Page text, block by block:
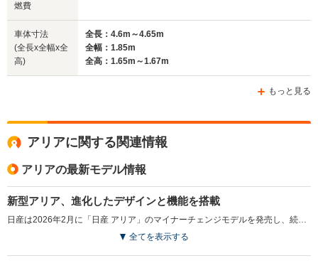
燃費
車体寸法
(全長x全幅x全
高)
全長：4.6m～4.65m
全幅：1.85m
全高：1.65m～1.67m
もっと見る
アリアに関する関連情報
アリアの最新モデル情報
新型アリア、進化したデザインと機能を搭載
日産は2026年2月に「日産 アリア」のマイナーチェンジモデルを発売し、続いて3月に「日産 アリアNISMO」を発売した。「日産 アリア」は2021年に登場したフラッグシップEVで、加速や静粛性、快適な室内空間が好評を得ている。今回の改良ではフロントデザインを一新し、快適な乗り心地を提供する新サスペンションを採用した。さらに、Google搭載のNissanConnectインフォテインメントシステムで多彩な情報をシームレスに利用できるようになり、充電ポートに専用コネクターを接続することで電力を取り出すV2L機能も搭載。加えて、乗り心地の向上や運転支援機能の強化により、より快適なEVライフを提供することを目指している。日産EVモデルのフラッグシップである「日産 アリアNISMO」も同様のアップデートが施されている。（2026.2）
全てを表示する